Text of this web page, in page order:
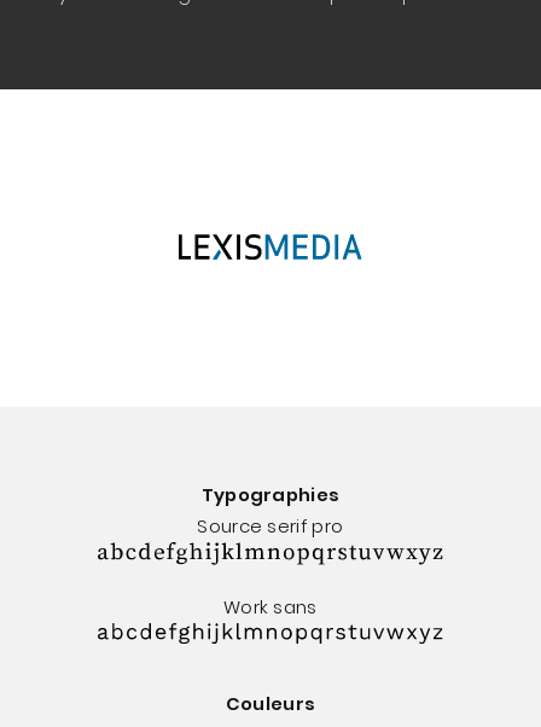
Typographies
Source serif pro
Work sans
Couleurs